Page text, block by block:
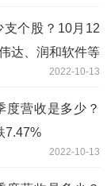
个股？10月12
达、润和软件等
2022-10-13
度营收是多少？
7.47%
2022-10-13